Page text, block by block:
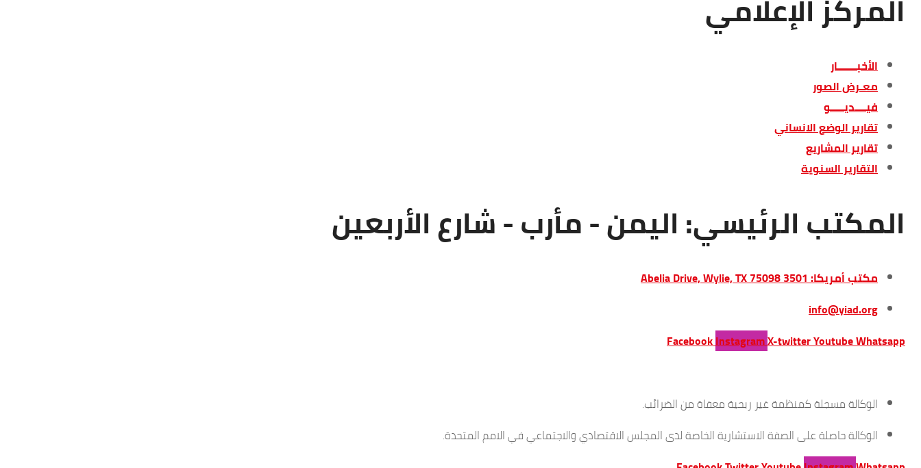
المركز الإعلامي
الأخبـــــــار
معـرض الصور
فيــــديـــــو
تقارير الوضع الانساني
تقارير المشاريع
التقارير السنوية
المكتب الرئيسي: اليمن - مأرب - شارع الأربعين
مكتب أمريكا: 3501 Abelia Drive, Wylie, TX 75098
info@yiad.org
FacebookInstagramX-twitterYoutubeWhatsapp
الوكالة مسجلة كمنظمة غير ربحية معفاة من الضرائب.
الوكالة حاصلة على الصفة الاستشارية الخاصة لدى المجلس الاقتصادي والاجتماعي في الامم المتحدة.